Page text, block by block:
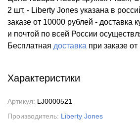
2 шт. - Liberty Jones указана в
заказе от 10000 рублей - доставка
и почтой по всей России
Бесплатная доставка при заказе от
Характеристики
Артикул: LJ0000521
Производитель: Liberty Jones